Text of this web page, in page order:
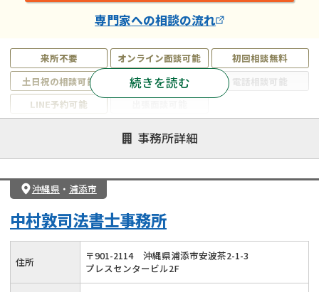
来所不要 オンライン面談可能
初回相談無料
土日祝の相談可能
19時以降電話可能
電話相談可能
LINE予約可能
遺言書作成・遺言執行
相続放棄
相続登記
遺産分割
遺留分侵害額請求
相続税申告
相続手続き
成年後見・任意後見
贈与税
相続トラブル
続きを読む
専門家への相談の流れ
事務所詳細
沖縄県 ・ 浦添市
中村敦司法書士事務所
住所 〒901-2114
沖縄県浦添市安波茶2-1-3
プレスセンタービル2F